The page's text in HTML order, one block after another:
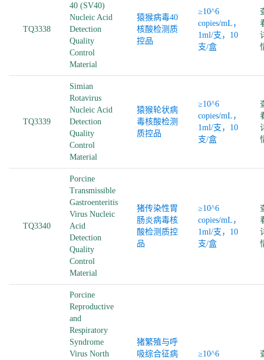
TQ3338
40 (SV40)
Nucleic Acid
Detection
Quality
Control
Material
猿猴病毒40
核酸检测质
控品
≥10^6
copies/mL，
1ml/支，10
支/盒
TQ3339
Simian
Rotavirus
Nucleic Acid
Detection
Quality
Control
Material
猿猴轮状病
毒核酸检测
质控品
≥10^6
copies/mL，
1ml/支，10
支/盒
TQ3340
Porcine
Transmissible
Gastroenteritis
Virus Nucleic
Acid
Detection
Quality
Control
Material
猪传染性胃
肠炎病毒核
酸检测质控
品
≥10^6
copies/mL，
1ml/支，10
支/盒
Porcine
Reproductive
and
Respiratory
Syndrome
Virus North
猪繁殖与呼
吸综合征病
≥10^6